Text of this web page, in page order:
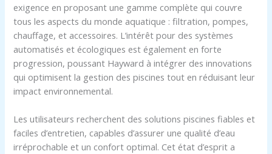
exigence en proposant une gamme complète qui couvre
tous les aspects du monde aquatique : filtration, pompes,
chauffage, et accessoires. L’intérêt pour des systèmes
automatisés et écologiques est également en forte
progression, poussant Hayward à intégrer des innovations
qui optimisent la gestion des piscines tout en réduisant leur
impact environnemental.
Les utilisateurs recherchent des solutions piscines fiables et
faciles d’entretien, capables d’assurer une qualité d’eau
irréprochable et un confort optimal. Cet état d’esprit a